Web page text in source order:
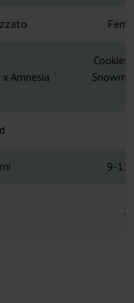
Amnesia
Cookies
9-11